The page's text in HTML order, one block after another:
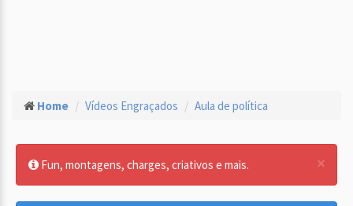
Home Vídeos Engraçados Aula de política
×
Fun, montagens, charges, criativos e mais.